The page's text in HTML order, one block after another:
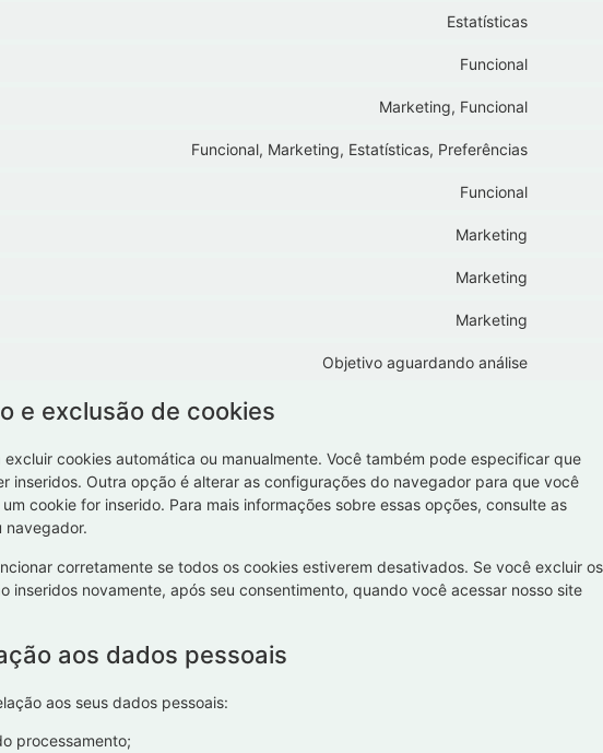
Estatísticas
Funcional
Marketing, Funcional
Funcional, Marketing, Estatísticas, Preferências
Funcional
Marketing
Marketing
Marketing
Objetivo aguardando análise
e exclusão de cookies
cookies automática ou manualmente. Você também pode especificar que
inseridos. Outra opção é alterar as configurações do navegador para que você
cookie for inserido. Para mais informações sobre essas opções, consulte as
navegador.
corretamente se todos os cookies estiverem desativados. Se você excluir os
inseridos novamente, após seu consentimento, quando você acessar nosso site
aos dados pessoais
aos seus dados pessoais:
processamento;